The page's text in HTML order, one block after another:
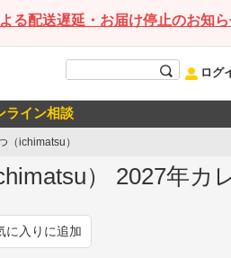
る配送遅延・お届け停止のお知ら
ログ
ライン相談
（ichimatsu）
） 2027年カ
に入りに追加